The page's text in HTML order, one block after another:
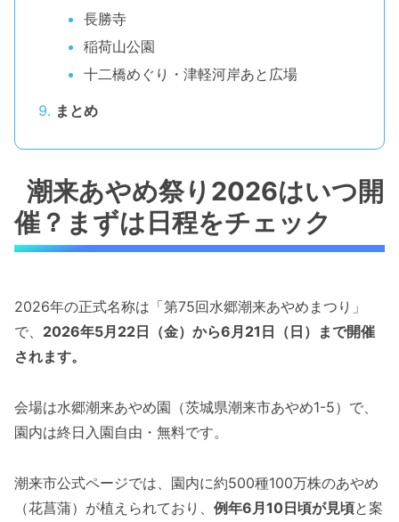
長勝寺
稲荷山公園
十二橋めぐり・津軽河岸あと広場
まとめ
潮来あやめ祭り2026はいつ開
催？まずは日程をチェック
2026年の正式名称は「第75回水郷潮来あやめまつり」
で、 2026年5月22日（金）から6月21日（日）まで開催
されます。
会場は水郷潮来あやめ園（茨城県潮来市あやめ1-5）で、
園内は終日入園自由・無料です。
潮来市公式ページでは、園内に約500種100万株のあやめ
（花菖蒲）が植えられており、 例年6月10日頃が見頃と案